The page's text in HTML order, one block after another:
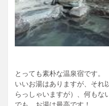
とっても素朴な温泉宿です。
いいお湯はありますが、それ
らっしゃいますが）、何もな